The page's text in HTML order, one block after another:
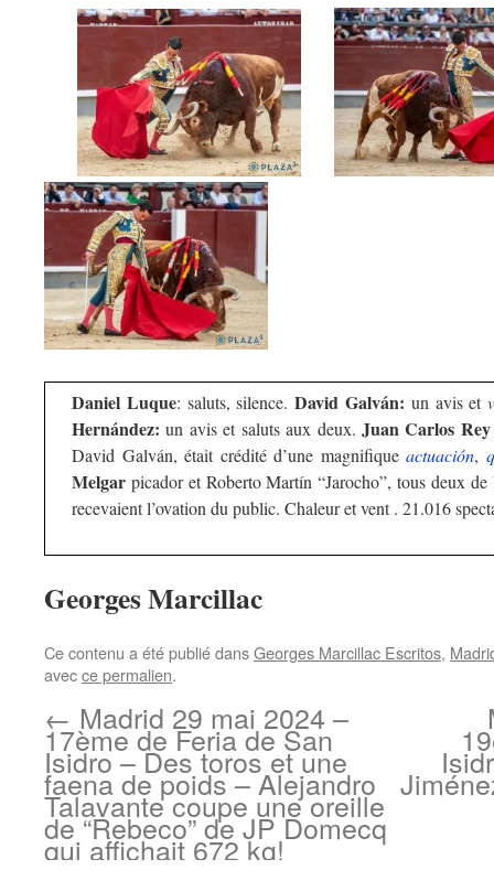
Daniel Luque: saluts, silence.David Galván: un avis et
Hernández: un avis et saluts aux deux. Juan Carlos Rey
David Galván, était crédité d’une magnifiqueactuación,
Melgar picador et Roberto Martín “Jarocho”, tous deux
recevaient l’ovation du public. Chaleur et vent . 21.016
Georges Marcillac
Ce contenu a été publié dansGeorges Marcillac Escritos,
avecce permalien.
← Madrid 29 mai 2024 –
17ème de Feria de San
Isidro – Des toros et une
faena de poids – Alejandro
Talavante coupe une oreille
de “Rebeco” de JP Domecq
qui affichait 672 kg!